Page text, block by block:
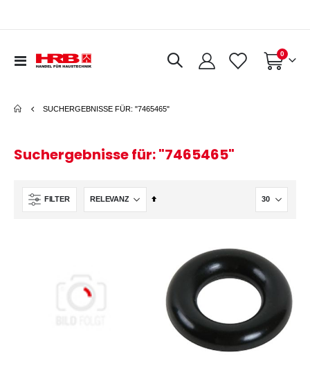
Navigation
Warenkorb
0Artikel
SUCHERGEBNISSE FÜR: "7465465"
Suchergebnisse für: "7465465"
FILTER
In